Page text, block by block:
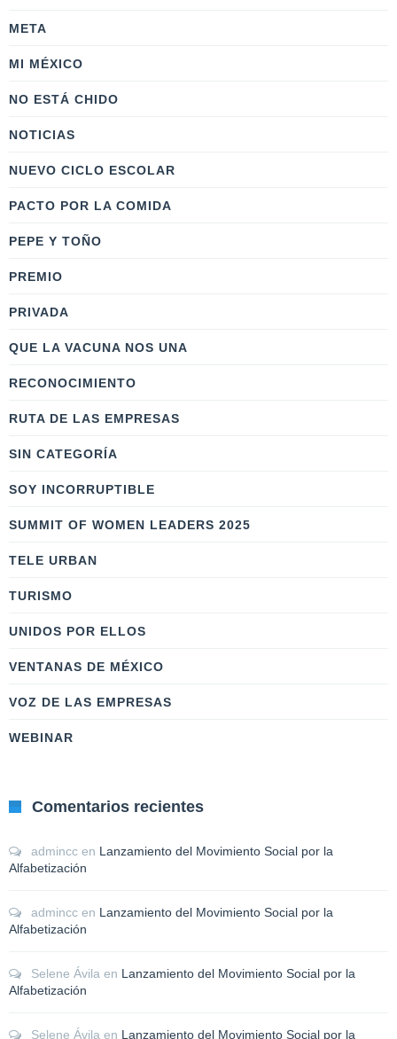
META
MI MÉXICO
NO ESTÁ CHIDO
NOTICIAS
NUEVO CICLO ESCOLAR
PACTO POR LA COMIDA
PEPE Y TOÑO
PREMIO
PRIVADA
QUE LA VACUNA NOS UNA
RECONOCIMIENTO
RUTA DE LAS EMPRESAS
SIN CATEGORÍA
SOY INCORRUPTIBLE
SUMMIT OF WOMEN LEADERS 2025
TELE URBAN
TURISMO
UNIDOS POR ELLOS
VENTANAS DE MÉXICO
VOZ DE LAS EMPRESAS
WEBINAR
Comentarios recientes
admincc en Lanzamiento del Movimiento Social por la
Alfabetización
admincc en Lanzamiento del Movimiento Social por la
Alfabetización
Selene Ávila en Lanzamiento del Movimiento Social por la
Alfabetización
Selene Ávila en Lanzamiento del Movimiento Social por la